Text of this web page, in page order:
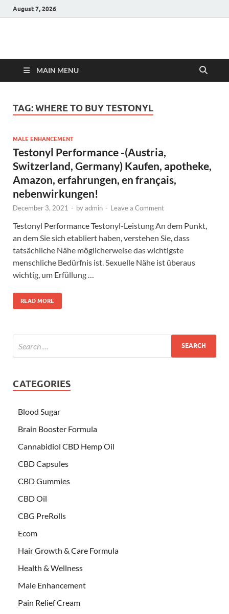
August 7, 2026
Hulk Supplements
MAIN MENU
TAG:WHERE TO BUY TESTONYL
MALE ENHANCEMENT
Testonyl Performance -(Austria,
Switzerland, Germany) Kaufen, apotheke,
Amazon, erfahrungen, en français,
nebenwirkungen!
December 3, 2021 - byadmin - Leave a Comment
Testonyl Performance Testonyl-Leistung An dem Punkt,
an dem Sie sich etabliert haben, verstehen Sie, dass
tatsächliche Nähe möglicherweise das wichtigste
menschliche Bedürfnis ist. Sexuelle Nähe ist überaus
wichtig, um Erfüllung …
READ MORE
CATEGORIES
Blood Sugar
Brain Booster Formula
Cannabidiol CBD Hemp Oil
CBD Capsules
CBD Gummies
CBD Oil
CBG PreRolls
Ecom
Hair Growth & Care Formula
Health & Wellness
Male Enhancement
Pain Relief Cream